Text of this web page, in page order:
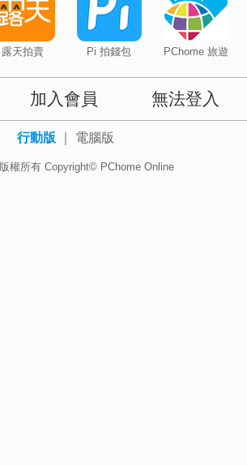
露天拍賣 Pi 拍錢包 PChome 旅遊
加入會員 無法登入
行動版 電腦版
權所有 Copyright© PChome Online